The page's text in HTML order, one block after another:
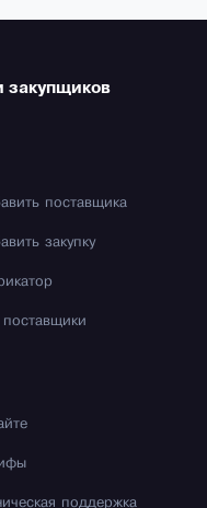
закупщиков
поставщика
закупку
поставщики
поддержка